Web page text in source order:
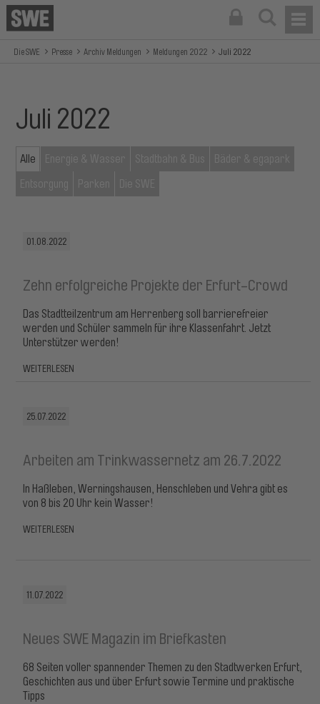
Die SWE Presse Archiv Meldungen Meldungen 2022 Juli 2022
Juli 2022
Alle
01.08.2022
Zehn erfolgreiche Projekte der Erfurt-Crowd
Das Stadtteilzentrum am Herrenberg soll barrierefreier
werden und Schüler sammeln für ihre Klassenfahrt. Jetzt
Unterstützer werden!
WEITERLESEN
25.07.2022
Arbeiten am Trinkwassernetz am 26.7.2022
In Haßleben, Werningshausen, Henschleben und Vehra gibt es
von 8 bis 20 Uhr kein Wasser!
WEITERLESEN
11.07.2022
Neues SWE Magazin im Briefkasten
68 Seiten voller spannender Themen zu den Stadtwerken Erfurt,
Geschichten aus und über Erfurt sowie Termine und praktische
Tipps